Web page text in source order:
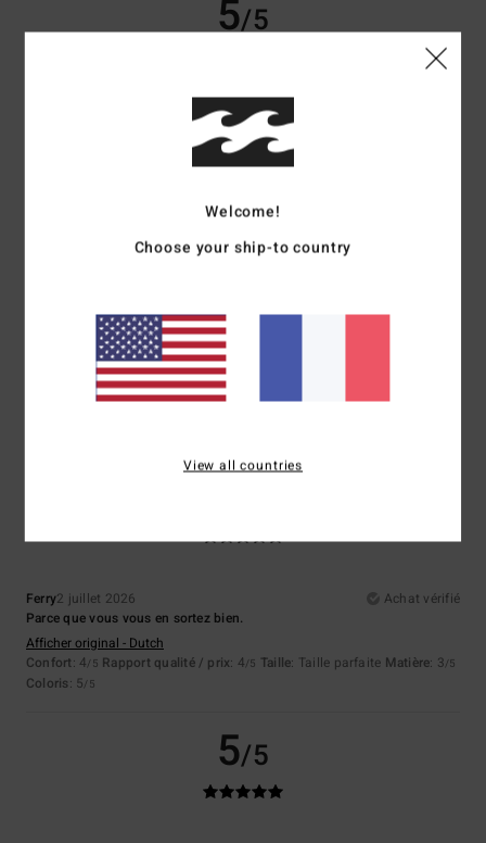
5/5
Rapport qualité / prix: 5 Taille
5/5
7 juillet 2026
Calidad, precio, diseño
/5 Rapport qualité / prix
Ferry2 juillet 2026
Achat vérifié
Parce que vous vous en sortez bien.
Afficher original - Dutch
Confort: 4/5 Rapport qualité / prix: 4/5 Taille: Taille parfaite Matière: 3/5
Coloris: 5/5
5/5
Welcome!
Choose your ship-to country
View all countries